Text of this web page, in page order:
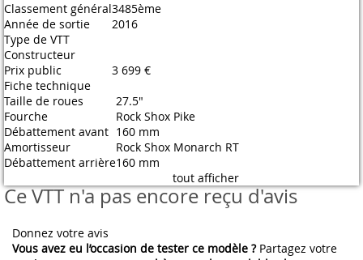
Classement général3485ème
Année de sortie
2016
Type de VTT
Constructeur
Prix public
3 699 €
Fiche technique
Taille de roues
27.5"
Fourche
Rock Shox Pike
Débattement avant 160 mm
Amortisseur
Rock Shox Monarch RT
Débattement arrière160 mm
tout afficher
Ce VTT n'a pas encore reçu d'avis
Donnez votre avis
Vous avez eu l’occasion de tester ce modèle ?Partagez votre